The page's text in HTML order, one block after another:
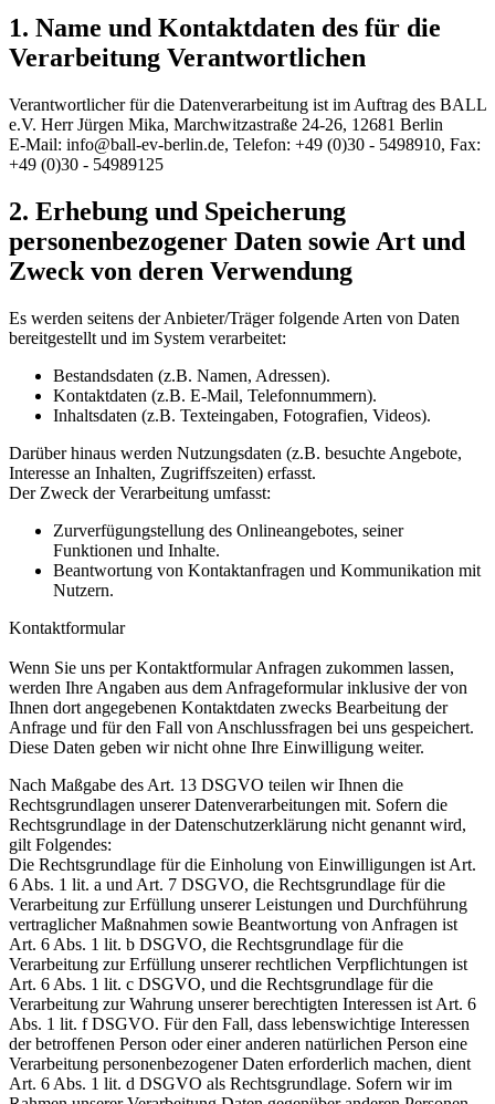
1. Name und Kontaktdaten des für die
Verarbeitung Verantwortlichen
Verantwortlicher für die Datenverarbeitung ist im Auftrag des BALL
e.V. Herr Jürgen Mika, Marchwitzastraße 24-26, 12681 Berlin
E-Mail: info@ball-ev-berlin.de, Telefon: +49 (0)30 - 5498910, Fax:
+49 (0)30 - 54989125
2. Erhebung und Speicherung
personenbezogener Daten sowie Art und
Zweck von deren Verwendung
Es werden seitens der Anbieter/Träger folgende Arten von Daten
bereitgestellt und im System verarbeitet:
Bestandsdaten (z.B. Namen, Adressen).
Kontaktdaten (z.B. E-Mail, Telefonnummern).
Inhaltsdaten (z.B. Texteingaben, Fotografien, Videos).
Darüber hinaus werden Nutzungsdaten (z.B. besuchte Angebote,
Interesse an Inhalten, Zugriffszeiten) erfasst.
Der Zweck der Verarbeitung umfasst:
Zurverfügungstellung des Onlineangebotes, seiner
Funktionen und Inhalte.
Beantwortung von Kontaktanfragen und Kommunikation mit
Nutzern.
Kontaktformular
Wenn Sie uns per Kontaktformular Anfragen zukommen lassen,
werden Ihre Angaben aus dem Anfrageformular inklusive der von
Ihnen dort angegebenen Kontaktdaten zwecks Bearbeitung der
Anfrage und für den Fall von Anschlussfragen bei uns gespeichert.
Diese Daten geben wir nicht ohne Ihre Einwilligung weiter.
Nach Maßgabe des Art. 13 DSGVO teilen wir Ihnen die
Rechtsgrundlagen unserer Datenverarbeitungen mit. Sofern die
Rechtsgrundlage in der Datenschutzerklärung nicht genannt wird,
gilt Folgendes:
Die Rechtsgrundlage für die Einholung von Einwilligungen ist Art.
6 Abs. 1 lit. a und Art. 7 DSGVO, die Rechtsgrundlage für die
Verarbeitung zur Erfüllung unserer Leistungen und Durchführung
vertraglicher Maßnahmen sowie Beantwortung von Anfragen ist
Art. 6 Abs. 1 lit. b DSGVO, die Rechtsgrundlage für die
Verarbeitung zur Erfüllung unserer rechtlichen Verpflichtungen ist
Art. 6 Abs. 1 lit. c DSGVO, und die Rechtsgrundlage für die
Verarbeitung zur Wahrung unserer berechtigten Interessen ist Art. 6
Abs. 1 lit. f DSGVO. Für den Fall, dass lebenswichtige Interessen
der betroffenen Person oder einer anderen natürlichen Person eine
Verarbeitung personenbezogener Daten erforderlich machen, dient
Art. 6 Abs. 1 lit. d DSGVO als Rechtsgrundlage. Sofern wir im